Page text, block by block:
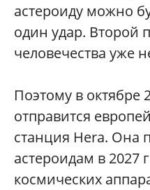
астероиду можно
один удар. Второй
человечества уже
Поэтому в октябре
отправится
станция Hera. Она
астероидам в 2027
космических